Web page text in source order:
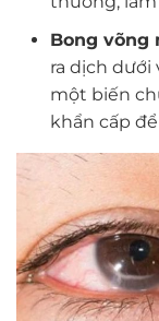
Bong võng
ra dịch dưới
một biến
khẩn cấp